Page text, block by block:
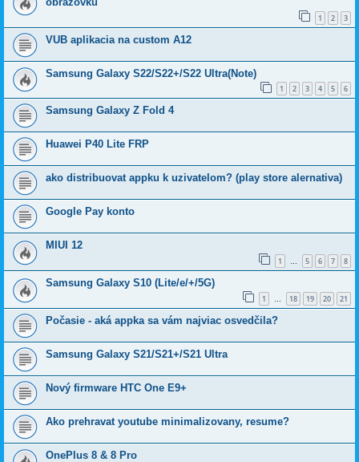
1 2 3
VUB aplikacia na custom A12
Samsung Galaxy S22/S22+/S22 Ultra(Note)
1 2 3 4 5 6
Samsung Galaxy Z Fold 4
Huawei P40 Lite FRP
ako distribuovat appku k uzivatelom? (play store alernativa)
Google Pay konto
MIUI 12
1 … 5 6 7 8
Samsung Galaxy S10 (Lite/e/+/5G)
1 … 18 19 20 21
Počasie - aká appka sa vám najviac osvedčila?
Samsung Galaxy S21/S21+/S21 Ultra
Nový firmware HTC One E9+
Ako prehravat youtube minimalizovany, resume?
OnePlus 8 & 8 Pro